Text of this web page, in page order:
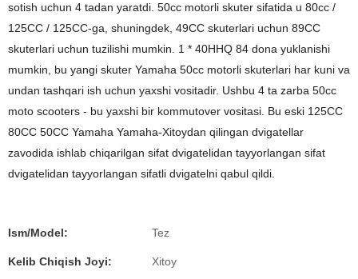
sotish uchun 4 tadan yaratdi. 50cc motorli skuter sifatida u 80cc /
125CC / 125CC-ga, shuningdek, 49CC skuterlari uchun 89CC
skuterlari uchun tuzilishi mumkin. 1 * 40HHQ 84 dona yuklanishi
mumkin, bu yangi skuter Yamaha 50cc motorli skuterlari har kuni va
undan tashqari ish uchun yaxshi vositadir. Ushbu 4 ta zarba 50cc
moto scooters - bu yaxshi bir kommutover vositasi. Bu eski 125CC
80CC 50CC Yamaha Yamaha-Xitoydan qilingan dvigatellar
zavodida ishlab chiqarilgan sifat dvigatelidan tayyorlangan sifat
dvigatelidan tayyorlangan sifatli dvigatelni qabul qildi.
Ism/Model: Tez
Kelib Chiqish Joyi: Xitoy